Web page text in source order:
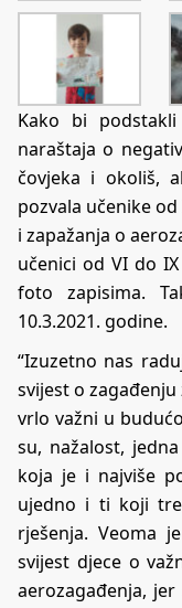
Kako bi
naraštaja o
čovjeka i okoliš,
pozvala učenike
i zapažanja o
učenici od VI do
foto zapisima.
10.3.2021. godine.
“Izuzetno nas
svijest o
vrlo važni u
su, nažalost,
koja je i najviše
ujedno i ti koji
rješenja. Veoma
svijest djece o
aerozagađenja,